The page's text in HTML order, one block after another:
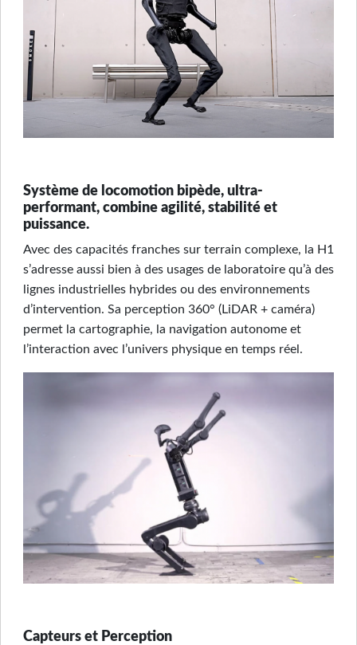
Système de locomotion bipède, ultra-
performant, combine agilité, stabilité et
puissance.
Avec des capacités franches sur terrain complexe, la H1
s’adresse aussi bien à des usages de laboratoire qu’à des
lignes industrielles hybrides ou des environnements
d’intervention. Sa perception 360° (LiDAR + caméra)
permet la cartographie, la navigation autonome et
l’interaction avec l’univers physique en temps réel.
Capteurs et Perception